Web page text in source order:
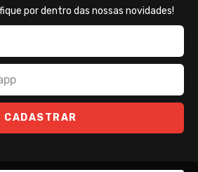
por dentro das nossas novidades!
CADASTRAR